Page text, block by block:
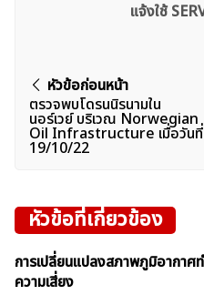
แจ้งใช้
แนะแนว
เรื่อง
หัวข้อก่อนหน้า
ตรวจพบโดรนนิรนามใน
นอร์เวย์ บริเวณ Norwegian
Oil Infrastructure เมื่อวันที่
19/10/22
หัวข้อที่เกี่ยวข้อง
การเปลี่ยนแปลงสภาพภูมิอากาศ
ความเสี่ยง